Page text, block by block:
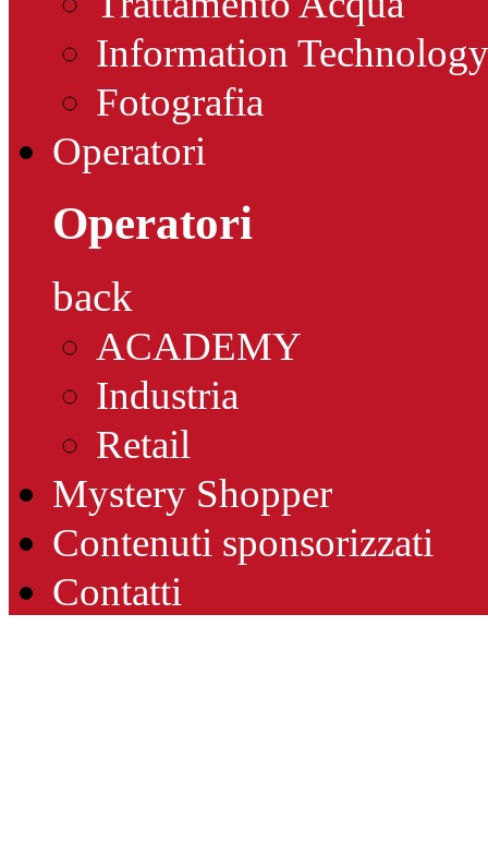
Information Technology
Fotografia
Operatori
Operatori
back
ACADEMY
Industria
Retail
Mystery Shopper
Contenuti sponsorizzati
Contatti